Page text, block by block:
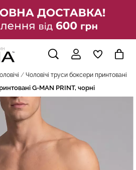
Чоловiчi труси боксери принтовані G-
G-MAN PRINT, чорні